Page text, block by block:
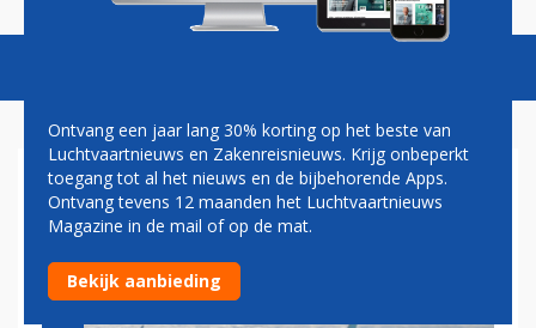
KOREAN AIR STOPT OP VEEL
ROUTES MET FIRST CLASS
Ontvang een jaar lang 30% korting op het beste van
Luchtvaartnieuws en Zakenreisnieuws. Krijg onbeperkt
toegang tot al het nieuws en de bijbehorende Apps.
Ontvang tevens 12 maanden het Luchtvaartnieuws
Magazine in de mail of op de mat.
Bekijk aanbieding